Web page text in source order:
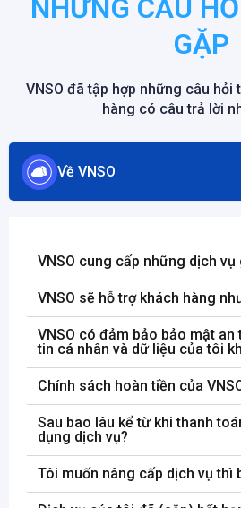
NHỮNG CÂU
GẶP
VNSO đã tập hợp những câu hỏi
hàng có câu trả lời
Về VNSO
VNSO cung cấp những dịch vụ
VNSO sẽ hỗ trợ khách hàng
VNSO có đảm bảo bảo mật
tin cá nhân và dữ liệu của tôi
Chính sách hoàn tiền của
Sau bao lâu kể từ khi thanh
dụng dịch vụ?
Tôi muốn nâng cấp dịch vụ thì